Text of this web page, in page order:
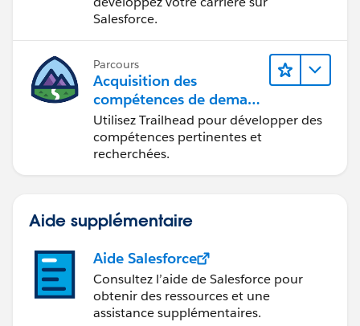
Salesforce.
Parcours
Acquisition des
compétences de demain
avec Trailhead
Utilisez Trailhead pour développer des
compétences pertinentes et
recherchées.
Aide supplémentaire
Aide Salesforce
Consultez l’aide de Salesforce pour
obtenir des ressources et une
assistance supplémentaires.